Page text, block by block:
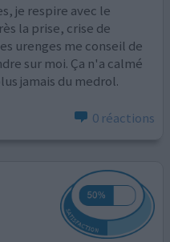
je respire avec le
la prise, crise de
urenges me conseil de
sur moi. Ça n'a calmé
jamais du medrol.
0 réactions